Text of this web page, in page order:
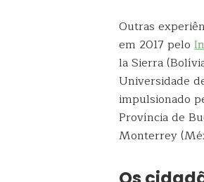
Outras
em 2017 pelo
la Sierra
Universidade
impulsionado
Província de
Monterrey